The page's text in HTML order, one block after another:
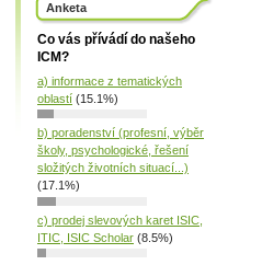
Anketa
Co vás přívádí do našeho
ICM?
a) informace z tematických
oblastí (15.1%)
b) poradenství (profesní, výběr
školy, psychologické, řešení
složitých životních situací...)
(17.1%)
c) prodej slevových karet ISIC,
ITIC, ISIC Scholar (8.5%)